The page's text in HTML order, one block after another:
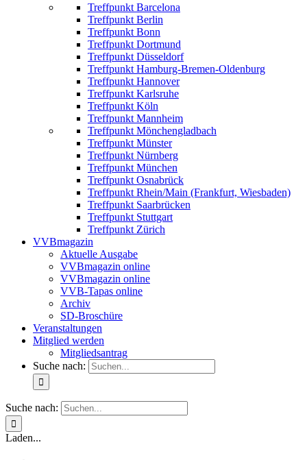
Treffpunkt Barcelona
Treffpunkt Berlin
Treffpunkt Bonn
Treffpunkt Dortmund
Treffpunkt Düsseldorf
Treffpunkt Hamburg-Bremen-Oldenburg
Treffpunkt Hannover
Treffpunkt Karlsruhe
Treffpunkt Köln
Treffpunkt Mannheim
Treffpunkt Mönchengladbach
Treffpunkt Münster
Treffpunkt Nürnberg
Treffpunkt München
Treffpunkt Osnabrück
Treffpunkt Rhein/Main (Frankfurt, Wiesbaden)
Treffpunkt Saarbrücken
Treffpunkt Stuttgart
Treffpunkt Zürich
VVBmagazin
Aktuelle Ausgabe
VVBmagazin online
VVBmagazin online
VVB-Tapas online
Archiv
SD-Broschüre
Veranstaltungen
Mitglied werden
Mitgliedsantrag
Suche nach:
Suche nach:
Laden...